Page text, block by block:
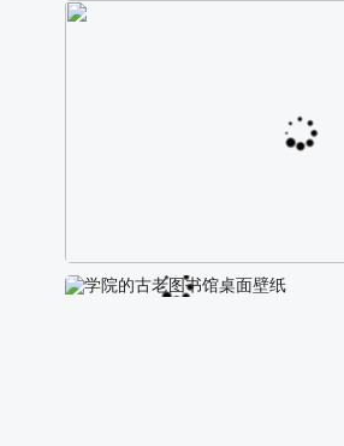
巴图 古风白衣女孩骑马壁纸